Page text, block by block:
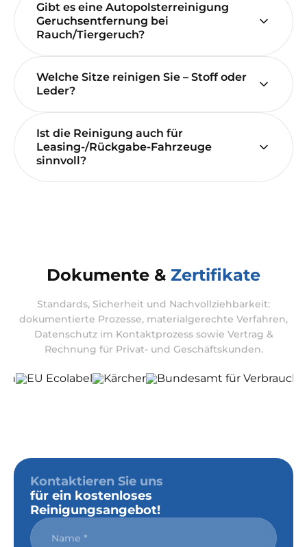
Gibt es eine Autopolsterreinigung
Geruchsentfernung bei
Rauch/Tiergeruch?
Welche Sitze reinigen Sie – Stoff oder
Leder?
Ist die Reinigung auch für
Leasing-/Rückgabe-Fahrzeuge
sinnvoll?
Dokumente & Zertifikate
Standards, Sicherheit und Nachvollziehbarkeit:
dokumentierte Prozesse, materialgerechte Verfahren,
Datenschutz im Kontaktprozess sowie Vertrag &
Rechnung für Privat- und Geschäftskunden.
Kontaktieren Sie uns
für ein kostenloses
Reinigungsangebot!